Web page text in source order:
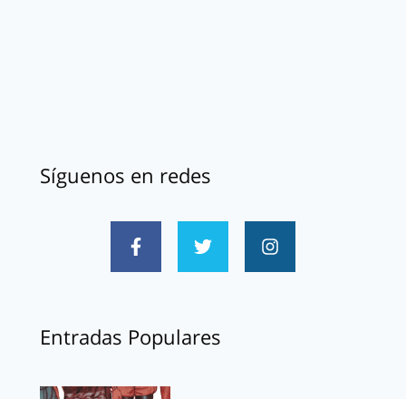
Síguenos en redes
Entradas Populares